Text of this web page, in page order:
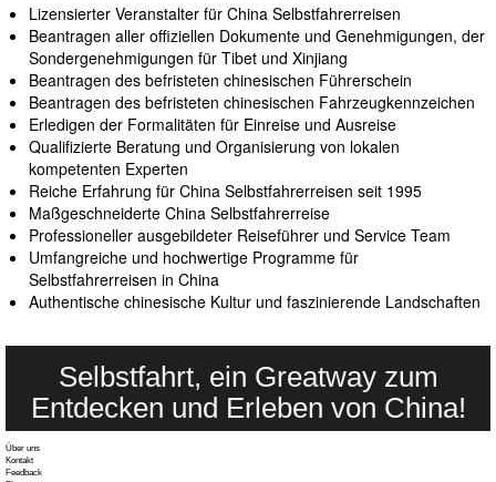
Lizensierter Veranstalter für China Selbstfahrerreisen
Beantragen aller offiziellen Dokumente und Genehmigungen, der
Sondergenehmigungen für Tibet und Xinjiang
Beantragen des befristeten chinesischen Führerschein
Beantragen des befristeten chinesischen Fahrzeugkennzeichen
Erledigen der Formalitäten für Einreise und Ausreise
Qualifizierte Beratung und Organisierung von lokalen
kompetenten Experten
Reiche Erfahrung für China Selbstfahrerreisen seit 1995
Maßgeschneiderte China Selbstfahrerreise
Professioneller ausgebildeter Reiseführer und Service Team
Umfangreiche und hochwertige Programme für
Selbstfahrerreisen in China
Authentische chinesische Kultur und faszinierende Landschaften
Selbstfahrt, ein Greatway zum
Entdecken und Erleben von China!
Über uns
Kontakt
Feedback